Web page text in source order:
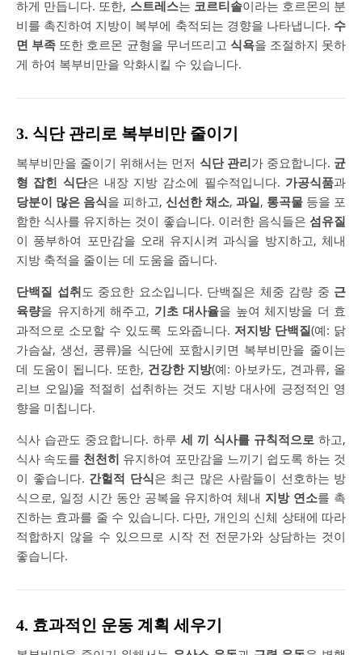
하게 만듭니다. 또한, 스트레스는 코르티솔이라는 호르몬의 분
비를 촉진하여 지방이 복부에 축적되는 경향을 나타냅니다. 수
면 부족 또한 호르몬 균형을 무너뜨리고 식욕을 조절하지 못하
게 하여 복부비만을 악화시킬 수 있습니다.
3. 식단 관리로 복부비만 줄이기
복부비만을 줄이기 위해서는 먼저 식단 관리가 중요합니다. 균
형 잡힌 식단은 내장 지방 감소에 필수적입니다. 가공식품과
당분이 많은 음식을 피하고, 신선한 채소, 과일, 통곡물 등을 포
함한 식사를 유지하는 것이 좋습니다. 이러한 음식들은 섬유질
이 풍부하여 포만감을 오래 유지시켜 과식을 방지하고, 체내
지방 축적을 줄이는 데 도움을 줍니다.
단백질 섭취도 중요한 요소입니다. 단백질은 체중 감량 중 근
육량을 유지하게 해주고, 기초 대사율을 높여 체지방을 더 효
과적으로 소모할 수 있도록 도와줍니다. 저지방 단백질(예: 닭
가슴살, 생선, 콩류)을 식단에 포함시키면 복부비만을 줄이는
데 도움이 됩니다. 또한, 건강한 지방(예: 아보카도, 견과류, 올
리브 오일)을 적절히 섭취하는 것도 지방 대사에 긍정적인 영
향을 미칩니다.
식사 습관도 중요합니다. 하루 세 끼 식사를 규칙적으로 하고,
식사 속도를 천천히 유지하여 포만감을 느끼기 쉽도록 하는 것
이 좋습니다. 간헐적 단식은 최근 많은 사람들이 선호하는 방
식으로, 일정 시간 동안 공복을 유지하여 체내 지방 연소를 촉
진하는 효과를 줄 수 있습니다. 다만, 개인의 신체 상태에 따라
적합하지 않을 수 있으므로 시작 전 전문가와 상담하는 것이
좋습니다.
4. 효과적인 운동 계획 세우기